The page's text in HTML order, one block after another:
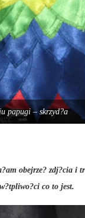
papugi – skrzyd?a
obejrze? zdj?cia
co to jest.